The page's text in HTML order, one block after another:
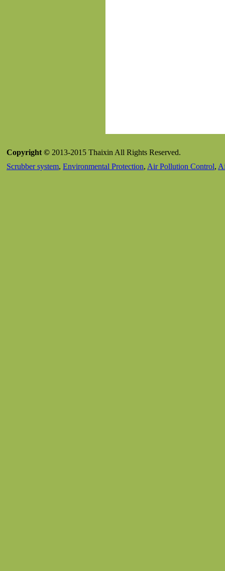
Copyright © 2013-2015 Thaixin All Rights Reserved.
Scrubber system, Environmental Protection, Air Pollution Control,